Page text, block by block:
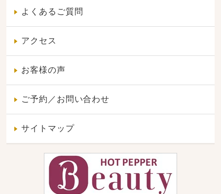
よくあるご質問
アクセス
お客様の声
ご予約／お問い合わせ
サイトマップ